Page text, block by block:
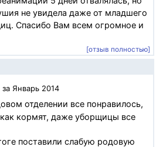
не увидела даже от младшего
Спасибо Вам всем огромное и
[отзыв полностью]
за Январь 2014
отделении все понравилось,
кормят, даже уборщицы все
поставили слабую родовую